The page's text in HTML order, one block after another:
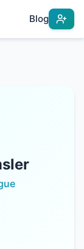
Blog